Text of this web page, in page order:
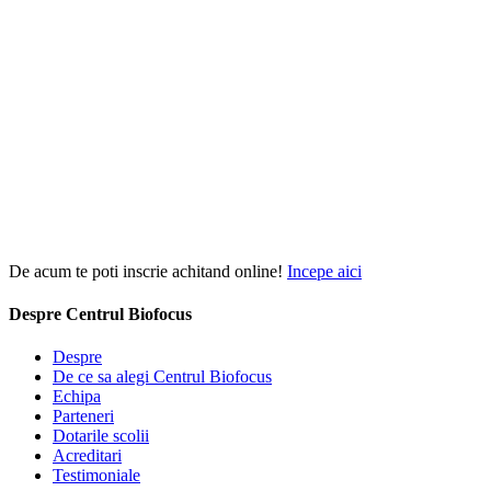
De acum te poti inscrie achitand online! Incepe aici
Despre Centrul Biofocus
Despre
De ce sa alegi Centrul Biofocus
Echipa
Parteneri
Dotarile scolii
Acreditari
Testimoniale